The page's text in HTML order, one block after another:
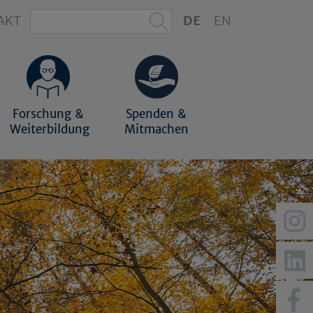
DE EN
Forschung &
Weiterbildung
Spenden &
Mitmachen